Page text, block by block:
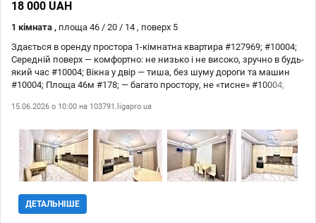
18 000 UAH
1 кімната , площа 46 / 20 / 14 , поверх 5
Здається в оренду простора 1-кімнатна квартира #127969; #10004;
Середній поверх — комфортно: не низько і не високо, зручно в будь-
який час #10004; Вікна у двір — тиша, без шуму дороги та машин
#10004; Площа 46м #178; — багато простору, не «тисне» #10004;
Кондиціонер — комфорт у будь-яку пору року #10004; Велика шафа
готувати і відпочивати #10004; Телевізор у кімнаті та кухні —
максимум зручності Квартира світла, затишна і повністю готова до
заселення. #128176; 18 000 грн + комунальні Запрошую на
перегляд #128588; #127995;
15.06.2026 о 10:00 на 103791.ligapro.ua
ДЕТАЛЬНІШЕ